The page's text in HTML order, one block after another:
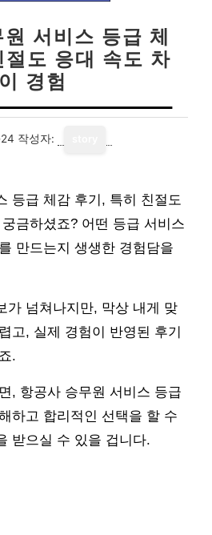
서비스 등급 체
도 응대 속도 차
이 경험
작성자:
등급 체감 후기, 특히 친절도
금하셨죠? 어떤 등급 서비스
만드는지 생생한 경험담을
가 넘쳐나지만, 막상 내게 맞
고, 실제 경험이 반영된 후기
.
, 항공사 승무원 서비스 등급
하고 합리적인 선택을 할 수
받으실 수 있을 겁니다.